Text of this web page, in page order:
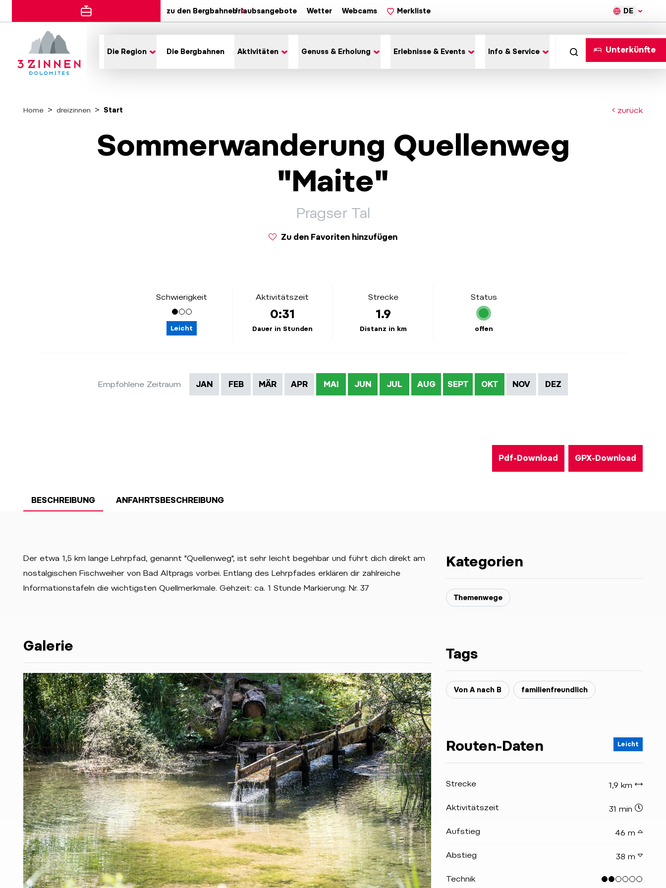
zu den BergbahnenUrlaubsangebote Wetter Webcams Merkliste DE
Die Region Die Bergbahnen Aktivitäten Genuss & Erholung Erlebnisse & Events Info & Service Unterkünfte
Home dreizinnen Start zurück
Sommerwanderung Quellenweg
"Maite"
Pragser Tal
Zu den Favoriten hinzufügen
Schwierigkeit
Leicht
Aktivitätszeit
0:31
Dauer in Stunden
Strecke
1.9
Distanz in km
Status
offen
Empfohlene Zeitraum JAN FEB MÄR APR MAI JUN JUL AUG SEPT OKT NOV DEZ
Pdf-Download GPX-Download
BESCHREIBUNG ANFAHRTSBESCHREIBUNG
Der etwa 1,5 km lange Lehrpfad, genannt "Quellenweg", ist sehr leicht begehbar und führt dich direkt am
nostalgischen Fischweiher von Bad Altprags vorbei. Entlang des Lehrpfades erklären dir zahlreiche
Informationstafeln die wichtigsten Quellmerkmale. Gehzeit: ca. 1 Stunde Markierung: Nr. 37
Galerie
Kategorien
Themenwege
Tags
Von A nach B familienfreundlich
Routen-Daten Leicht
Strecke 1,9 km
Aktivitätszeit 31 min
Aufstieg 46 m
Abstieg 38 m
Technik